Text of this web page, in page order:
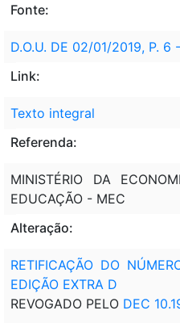
Fonte:
D.O.U. DE 02/01/2019, P. 6
Link:
Texto integral
Referenda:
MINISTÉRIO DA
EDUCAÇÃO - MEC
Alteração:
RETIFICAÇÃO DO
EDIÇÃO EXTRA D
REVOGADO PELO DEC